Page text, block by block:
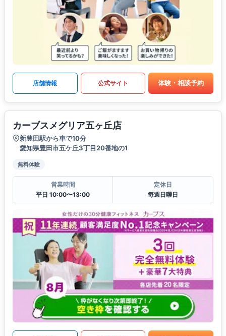
店舗情報 公式サイト 体験・相談予約
カーブスメグリア五ヶ丘店
新豊田駅から車で10分
愛知県豊田市五ケ丘3丁目20番地の1
無料体験
営業時間
平日 10:00〜13:00
定休日
毎週日曜日